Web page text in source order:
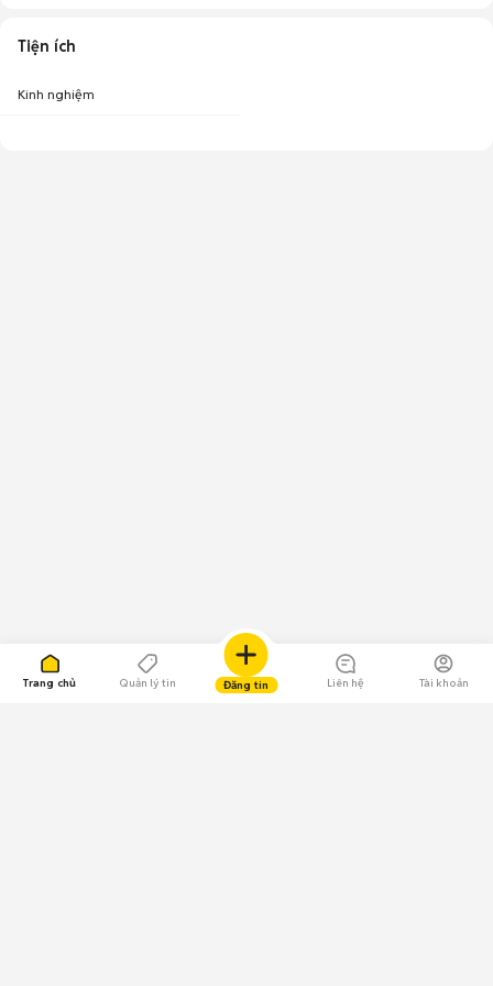
Trang chủ Quản lý tin Đăng tin Liên hệ Tài khoản
Tiện ích
Kinh nghiệm